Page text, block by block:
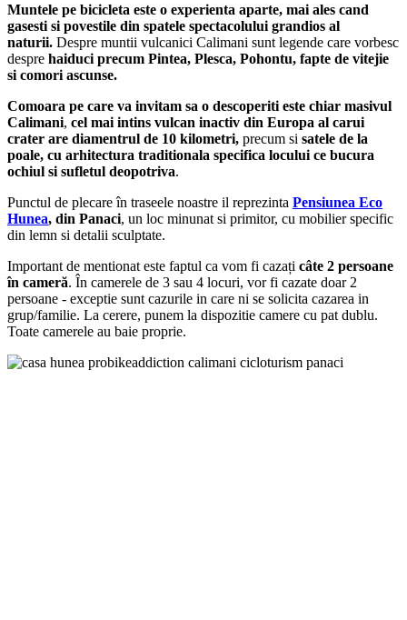
Muntele pe bicicleta este o experienta aparte, mai ales cand
gasesti si povestile din spatele spectacolului grandios al
naturii. Despre muntii vulcanici Calimani sunt legende care vorbesc
despre haiduci precum Pintea, Plesca, Pohontu, fapte de vitejie
si comori ascunse.
Comoara pe care va invitam sa o descoperiti este chiar masivul
Calimani, cel mai intins vulcan inactiv din Europa al carui
crater are diamentrul de 10 kilometri, precum si satele de la
poale, cu arhitectura traditionala specifica locului ce bucura
ochiul si sufletul deopotriva.
Punctul de plecare în traseele noastre il reprezinta Pensiunea Eco
Hunea, din Panaci, un loc minunat si primitor, cu mobilier specific
din lemn si detalii sculptate.
Important de mentionat este faptul ca vom fi cazați câte 2 persoane
în cameră. În camerele de 3 sau 4 locuri, vor fi cazate doar 2
persoane - exceptie sunt cazurile in care ni se solicita cazarea in
grup/familie. La cerere, punem la dispozitie camere cu pat dublu.
Toate camerele au baie proprie.